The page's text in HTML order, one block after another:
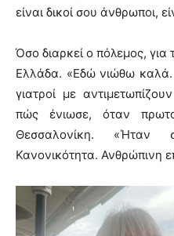
είναι δικοί σου άνθρωποι,
Όσο διαρκεί ο πόλεμος, για
Ελλάδα. «Εδώ νιώθω καλά.
γιατροί με
πώς ένιωσε, όταν
Θεσσαλονίκη. «Ήταν
Κανονικότητα. Ανθρώπινη